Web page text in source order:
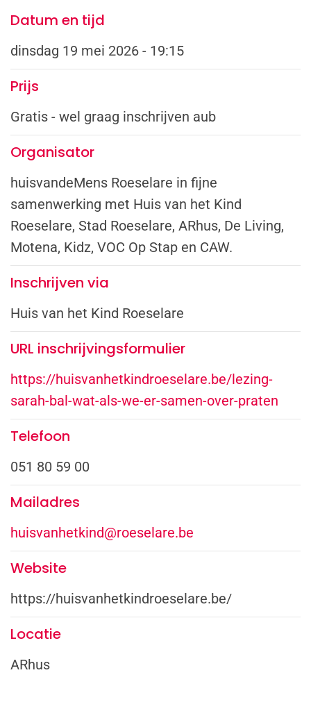
Datum en tijd
dinsdag 19 mei 2026 - 19:15
Prijs
Gratis - wel graag inschrijven aub
Organisator
huisvandeMens Roeselare in fijne
samenwerking met Huis van het Kind
Roeselare, Stad Roeselare, ARhus, De Living,
Motena, Kidz, VOC Op Stap en CAW.
Inschrijven via
Huis van het Kind Roeselare
URL inschrijvingsformulier
https://huisvanhetkindroeselare.be/lezing-
sarah-bal-wat-als-we-er-samen-over-praten
Telefoon
051 80 59 00
Mailadres
huisvanhetkind@roeselare.be
Website
https://huisvanhetkindroeselare.be/
Locatie
ARhus